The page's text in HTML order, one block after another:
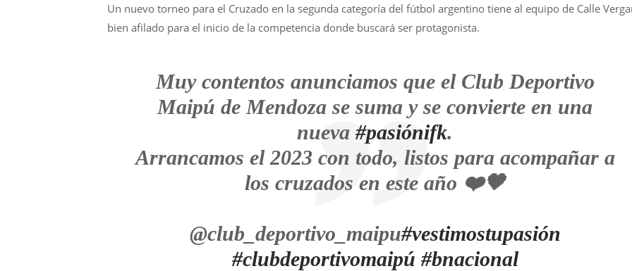
Un nuevo torneo para el Cruzado en la segunda categoría del fútbol argentino tiene al equipo de Calle
bien afilado para el inicio de la competencia donde buscará ser protagonista.
Muy contentos anunciamos que el Club Deportivo
Maipú de Mendoza se suma y se convierte en una
nueva#pasiónifk.
Arrancamos el 2023 con todo, listos para acompañar a
los cruzados en este año ❤️🖤
@club_deportivo_maipu#vestimostupasión
#clubdeportivomaipú #bnacional